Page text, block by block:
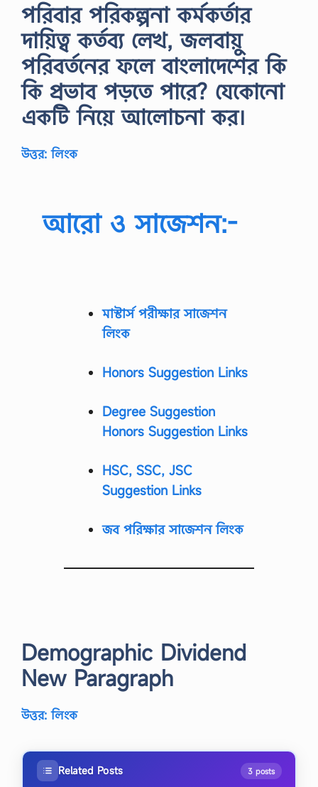
পরিবার পরিকল্পনা কর্মকর্তার
দায়িত্ব কর্তব্য লেখ, জলবায়ু
পরিবর্তনের ফলে বাংলাদেশের কি
কি প্রভাব পড়তে পারে? যেকোনাে
একটি নিয়ে আলােচনা কর।
উত্তর: লিংক
আরো ও সাজেশন:-
মাস্টার্স পরীক্ষার সাজেশন
লিংক
Honors Suggestion Links
Degree Suggestion
Honors Suggestion Links
HSC, SSC, JSC
Suggestion Links
জব পরিক্ষার সাজেশন লিংক
Demographic Dividend
New Paragraph
উত্তর: লিংক
Related Posts 3 posts